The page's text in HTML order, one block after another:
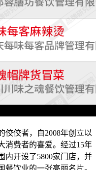
佼者，自2008年创立以
消费者的喜爱。经过15年
内开设了5800家门店，并